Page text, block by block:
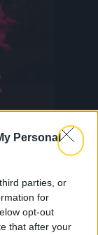
Personal
parties, or
for
opt-out
that after your